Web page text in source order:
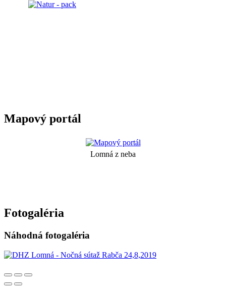
Mapový portál
Lomná z neba
Fotogaléria
Náhodná fotogaléria